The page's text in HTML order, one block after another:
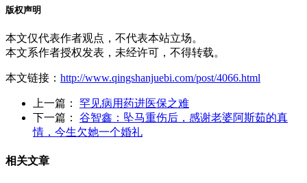
版权声明
本文仅代表作者观点，不代表本站立场。
本文系作者授权发表，未经许可，不得转载。
本文链接： http://www.qingshanjuebi.com/post/4066.html
上一篇： 罕见病用药进医保之难
下一篇： 谷智鑫：坠马重伤后，感谢老婆阿斯茹的真
情，今生欠她一个婚礼
相关文章